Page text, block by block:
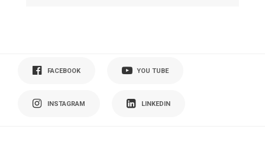
FACEBOOK YOU TUBE
INSTAGRAM LINKEDIN